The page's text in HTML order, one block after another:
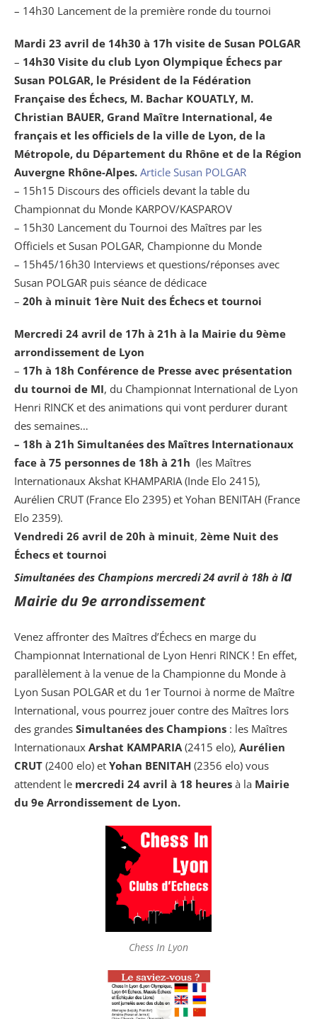
– 14h30 Lancement de la première ronde du tournoi
Mardi 23 avril de 14h30 à 17h visite de Susan POLGAR
– 14h30 Visite du club Lyon Olympique Échecs par
Susan POLGAR, le Président de la Fédération
Française des Échecs, M. Bachar KOUATLY, M.
Christian BAUER, Grand Maître International, 4e
français et les officiels de la ville de Lyon, de la
Métropole, du Département du Rhône et de la Région
Auvergne Rhône-Alpes. Article Susan POLGAR
– 15h15 Discours des officiels devant la table du
Championnat du Monde KARPOV/KASPAROV
– 15h30 Lancement du Tournoi des Maîtres par les
Officiels et Susan POLGAR, Championne du Monde
– 15h45/16h30 Interviews et questions/réponses avec
Susan POLGAR puis séance de dédicace
– 20h à minuit 1ère Nuit des Échecs et tournoi
Mercredi 24 avril de 17h à 21h à la Mairie du 9ème
arrondissement de Lyon
– 17h à 18h Conférence de Presse avec présentation
du tournoi de MI, du Championnat International de Lyon
Henri RINCK et des animations qui vont perdurer durant
des semaines…
– 18h à 21h Simultanées des Maîtres Internationaux
face à 75 personnes de 18h à 21h (les Maîtres
Internationaux Akshat KHAMPARIA (Inde Elo 2415),
Aurélien CRUT (France Elo 2395) et Yohan BENITAH (France
Elo 2359).
Vendredi 26 avril de 20h à minuit, 2ème Nuit des
Échecs et tournoi
Simultanées des Champions mercredi 24 avril à 18h à la
Mairie du 9e arrondissement
Venez affronter des Maîtres d’Échecs en marge du
Championnat International de Lyon Henri RINCK ! En effet,
parallèlement à la venue de la Championne du Monde à
Lyon Susan POLGAR et du 1er Tournoi à norme de Maître
International, vous pourrez jouer contre des Maîtres lors
des grandes Simultanées des Champions : les Maîtres
Internationaux Arshat KAMPARIA(2415 elo), Aurélien
CRUT (2400 elo) et Yohan BENITAH (2356 elo) vous
attendent le mercredi 24 avril à 18 heures à la Mairie
du 9e Arrondissement de Lyon.
Chess In Lyon